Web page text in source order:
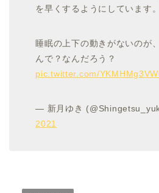
を早くするようにしています。
睡眠の上下の動きがないのが
んで？なんだろう？
pic.twitter.com/
— 新月ゆき
2021